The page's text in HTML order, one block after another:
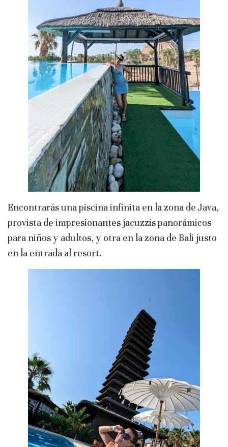
Encontrarás una piscina infinita en la zona de Java,
provista de impresionantes jacuzzis panorámicos
para niños y adultos, y otra en la zona de Bali justo
en la entrada al resort.